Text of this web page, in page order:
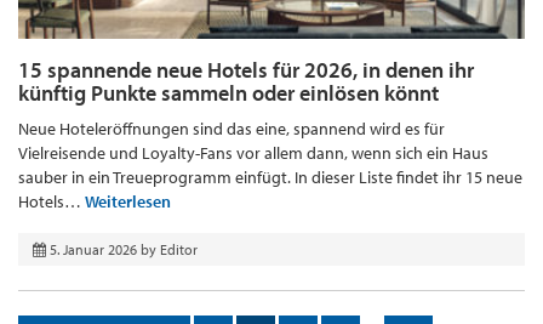
15 spannende neue Hotels für 2026, in denen ihr
künftig Punkte sammeln oder einlösen könnt
Neue Hoteleröffnungen sind das eine, spannend wird es für
Vielreisende und Loyalty-Fans vor allem dann, wenn sich ein Haus
sauber in ein Treueprogramm einfügt. In dieser Liste findet ihr 15 neue
Hotels… Weiterlesen
5. Januar 2026 by Editor